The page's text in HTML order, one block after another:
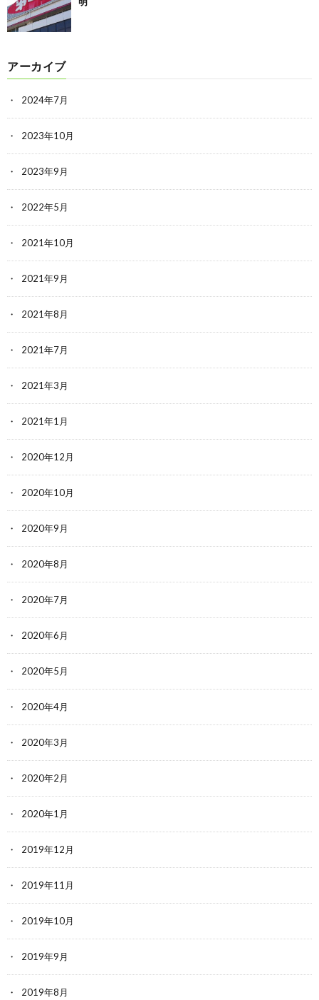
アーカイブ
2024年7月
2023年10月
2023年9月
2022年5月
2021年10月
2021年9月
2021年8月
2021年7月
2021年3月
2021年1月
2020年12月
2020年10月
2020年9月
2020年8月
2020年7月
2020年6月
2020年5月
2020年4月
2020年3月
2020年2月
2020年1月
2019年12月
2019年11月
2019年10月
2019年9月
2019年8月